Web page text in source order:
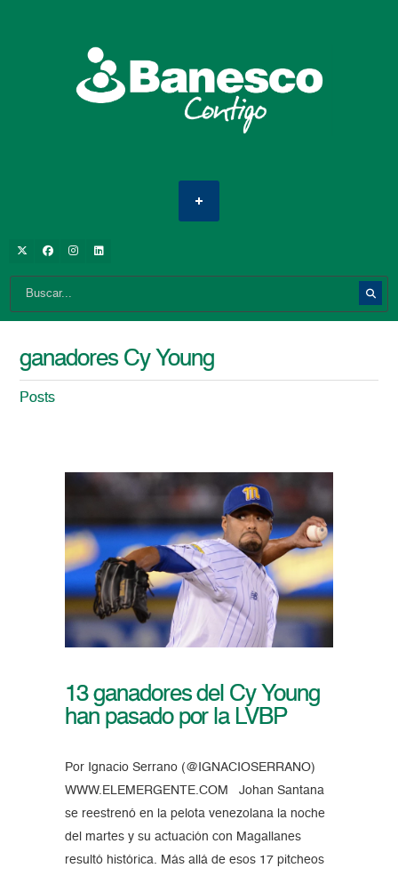
ganadores Cy Young
Posts
13 ganadores del Cy Young
han pasado por la LVBP
Por Ignacio Serrano (@IGNACIOSERRANO)
WWW.ELEMERGENTE.COM Johan Santana
se reestrenó en la pelota venezolana la noche
del martes y su actuación con Magallanes
resultó histórica. Más allá de esos 17 pitcheos